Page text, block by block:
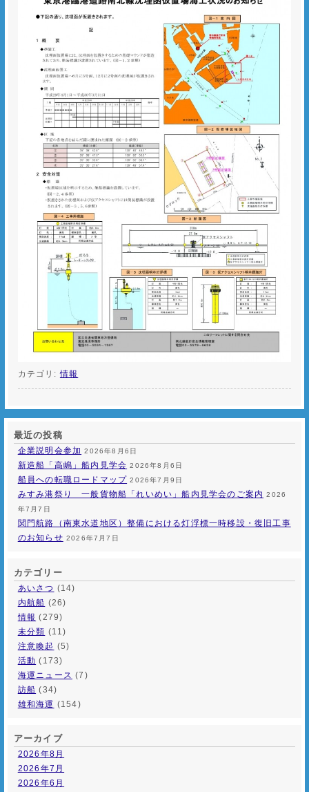
カテゴリ:情報
最近の投稿
企業説明会参加 2026年8月6日
新造船「高嶋」船内見学会 2026年8月6日
船員への転職ロードマップ 2026年7月9日
みすみ港祭り 一般貨物船「れいめい」船内見学会のご案内 2026
年7月7日
関門航路（南東水道地区）整備における灯浮標一時移設・復旧工事
のお知らせ 2026年7月7日
カテゴリー
あいさつ (14)
内航船 (26)
情報 (279)
未分類 (11)
注意喚起 (5)
活動 (173)
海運ニュース (7)
訪船 (34)
雄和海運 (154)
アーカイブ
2026年8月
2026年7月
2026年6月